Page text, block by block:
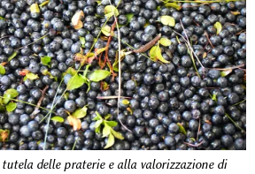
delle praterie e alla valorizzazione di